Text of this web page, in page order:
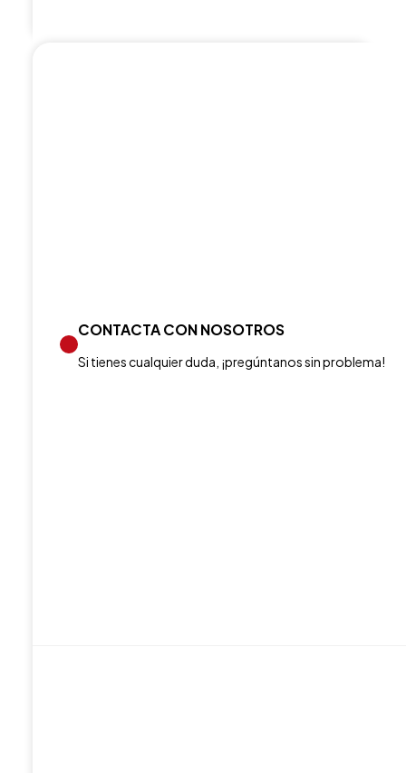
CONTACTA CON NOSOTROS
Si tienes cualquier duda, ¡pregúntanos sin problema!